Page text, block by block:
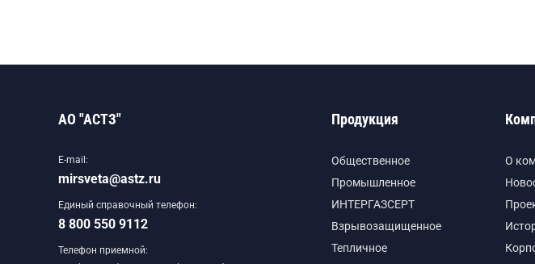
АО "АСТЗ"
E-mail:
mirsveta@astz.ru
Единый справочный телефон:
8 800 550 9112
Телефон приемной:
Продукция
Общественное
Промышленное
ИНТЕРГАЗСЕРТ
Взрывозащищенное
Тепличное
О